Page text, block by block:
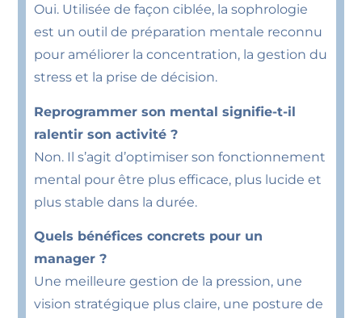
Oui. Utilisée de façon ciblée, la sophrologie
est un outil de préparation mentale reconnu
pour améliorer la concentration, la gestion du
stress et la prise de décision.
Reprogrammer son mental signifie-t-il
ralentir son activité ?
Non. Il s’agit d’optimiser son fonctionnement
mental pour être plus efficace, plus lucide et
plus stable dans la durée.
Quels bénéfices concrets pour un
manager ?
Une meilleure gestion de la pression, une
vision stratégique plus claire, une posture de